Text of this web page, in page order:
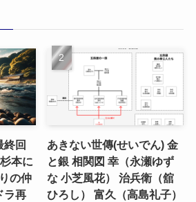
終回
本に
の仲
ラ再
あきない世傳(せいでん) 金
と銀 相関図 幸（永瀬ゆず
な 小芝風花） 治兵衛（舘
ひろし） 富久（高島礼子）